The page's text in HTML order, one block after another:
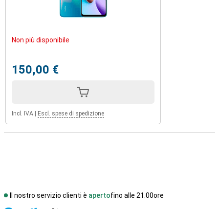
Non più disponibile
150,00 €
Incl. IVA Escl. spese di spedizione
Il nostro servizio clienti è apertofino alle 21.00ore